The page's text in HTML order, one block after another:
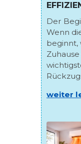
Der
Wenn
beginnt,
weiter